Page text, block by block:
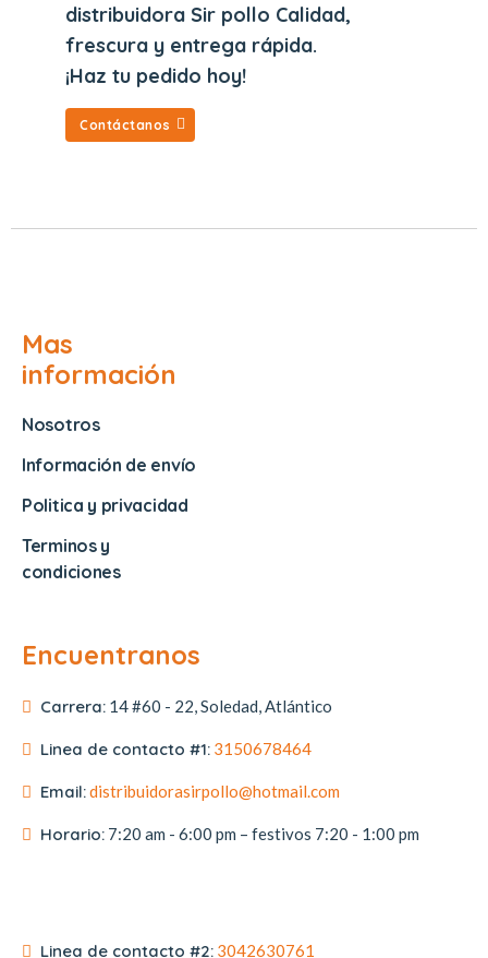
distribuidora Sir pollo Calidad,
frescura y entrega rápida.
¡Haz tu pedido hoy!
Contáctanos
Mas
información
Nosotros
Información de envío
Politica y privacidad
Terminos y
condiciones
Encuentranos
Carrera: 14 #60 - 22, Soledad, Atlántico
Linea de contacto #1: 3150678464
Email:distribuidorasirpollo@hotmail.com
Horario: 7:20 am - 6:00 pm – festivos 7:20 - 1:00 pm
Linea de contacto #2: 3042630761